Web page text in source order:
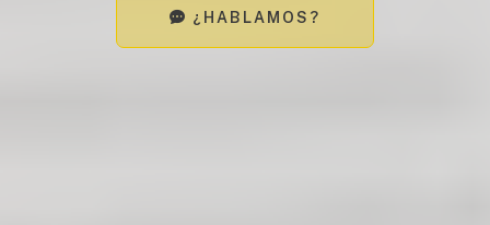
¿HABLAMOS?